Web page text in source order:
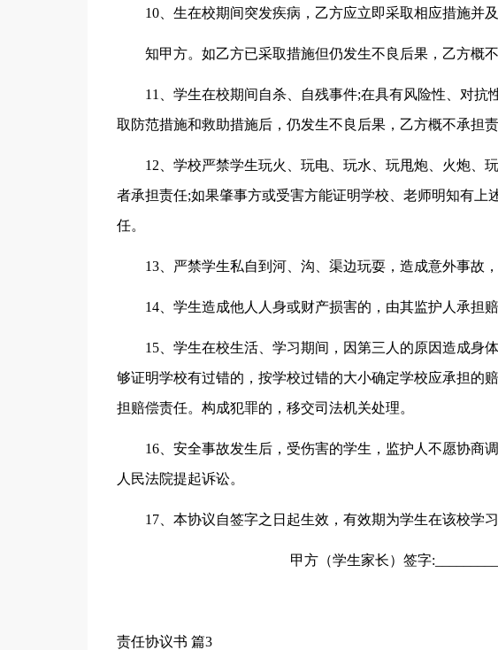
10、生在校期间突发疾病，乙方应立即采取相应措施并
知甲方。如乙方已采取措施但仍发生不良后果，乙方概不
11、学生在校期间自杀、自残事件;在具有风险性、对抗
取防范措施和救助措施后，仍发生不良后果，乙方概不承担责
12、学校严禁学生玩火、玩电、玩水、玩甩炮、火炮、
者承担责任;如果肇事方或受害方能证明学校、老师明知有上
任。
13、严禁学生私自到河、沟、渠边玩耍，造成意外事故
14、学生造成他人人身或财产损害的，由其监护人承担赔
15、学生在校生活、学习期间，因第三人的原因造成身
够证明学校有过错的，按学校过错的大小确定学校应承担的
担赔偿责任。构成犯罪的，移交司法机关处理。
16、安全事故发生后，受伤害的学生，监护人不愿协商
人民法院提起诉讼。
17、本协议自签字之日起生效，有效期为学生在该校学习
甲方（学生家长）签字:__________
责任协议书 篇3